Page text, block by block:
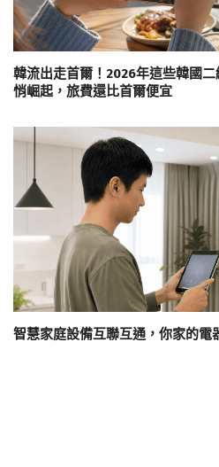
韓流出走首爾！2026年這些韓國
悄崛起，旅費還比首爾便宜
智慧家庭設備互聯互通，你家的電